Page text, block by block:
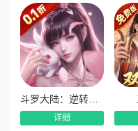
★【千元大礼】登录
装，价值千元直接送
★【百万尊享】修仙
详细